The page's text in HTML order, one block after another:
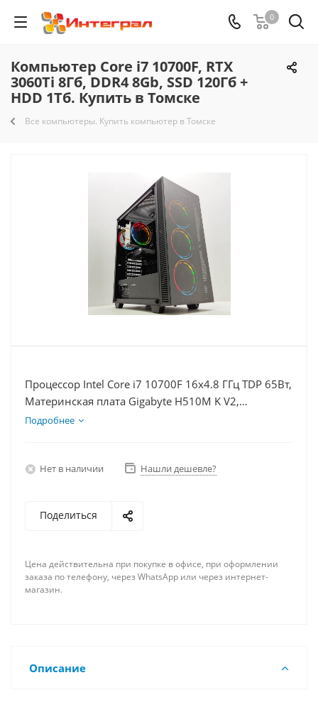
0
Компьютер Core i7 10700F, RTX
3060Ti 8Гб, DDR4 8Gb, SSD 120Гб +
HDD 1Тб. Купить в Томске
Все компьютеры. Купить компьютер в Томске
Процессор Intel Core i7 10700F 16x4.8 ГГц TDP 65Вт,
Материнская плата Gigabyte H510M K V2,
Видеокарта RTX 3060Ti 8Гб, Память DDR4 8Gb,
Подробнее
Нет в наличии Нашли дешевле?
Поделиться
Цена действительна при покупке в офисе, при оформлении
заказа по телефону, через WhatsApp или через интернет-
магазин.
Описание